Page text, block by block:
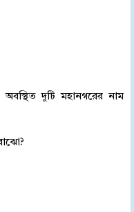
অবস্থিত দুটি মহানগরের নাম